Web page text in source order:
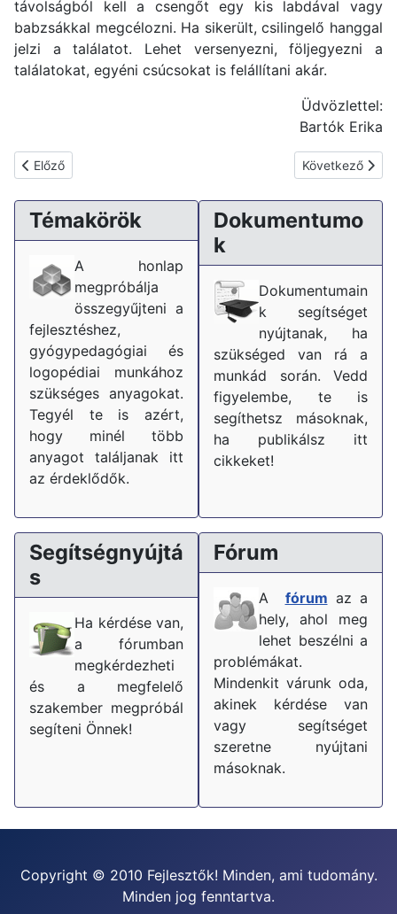
távolságból kell a csengőt egy kis labdával vagy
babzsákkal megcélozni. Ha sikerült, csilingelő hanggal
jelzi a találatot. Lehet versenyezni, följegyezni a
találatokat, egyéni csúcsokat is felállítani akár.
Üdvözlettel:
Bartók Erika
Előző cikk: Mit tehet diszlexiás gyermekéért?
Előző Következő
Következő
Témakörök
A honlap
megpróbálja
összegyűjteni a
fejlesztéshez,
gyógypedagógiai és
logopédiai munkához
szükséges anyagokat.
Tegyél te is azért,
hogy minél több
anyagot találjanak itt
az érdeklődők.
Dokumentumo
k
Dokumentumain
k segítséget
nyújtanak, ha
szükséged van rá a
munkád során. Vedd
figyelembe, te is
segíthetsz másoknak,
ha publikálsz itt
cikkeket!
Segítségnyújtá
s
Ha kérdése van,
a fórumban
megkérdezheti
és a megfelelő
szakember megpróbál
segíteni Önnek!
Fórum
A fórum az a
hely, ahol meg
lehet beszélni a
problémákat.
Mindenkit várunk oda,
akinek kérdése van
vagy segítséget
szeretne nyújtani
másoknak.
Copyright © 2010 Fejlesztők! Minden, ami tudomány.
Minden jog fenntartva.